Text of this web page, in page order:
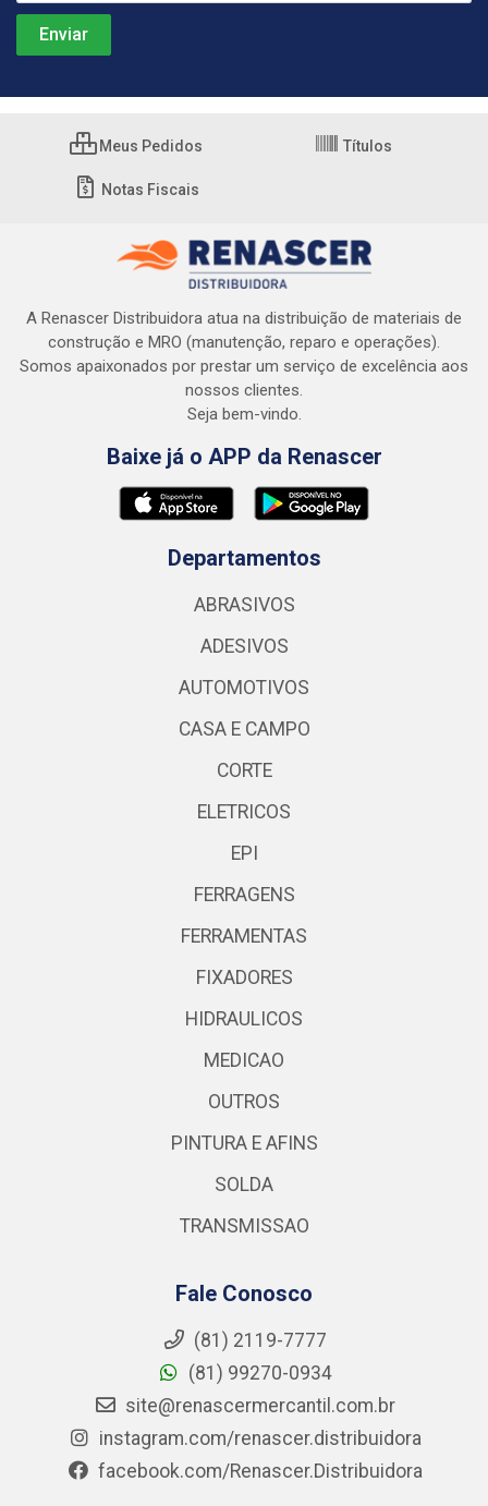
Meus Pedidos Títulos
Notas Fiscais
A Renascer Distribuidora atua na distribuição de materiais de
construção e MRO (manutenção, reparo e operações).
Somos apaixonados por prestar um serviço de excelência aos
nossos clientes.
Seja bem-vindo.
Baixe já o APP da Renascer
Departamentos
ABRASIVOS
ADESIVOS
AUTOMOTIVOS
CASA E CAMPO
CORTE
ELETRICOS
EPI
FERRAGENS
FERRAMENTAS
FIXADORES
HIDRAULICOS
MEDICAO
OUTROS
PINTURA E AFINS
SOLDA
TRANSMISSAO
Fale Conosco
(81) 2119-7777
(81) 99270-0934
site@renascermercantil.com.br
instagram.com/renascer.distribuidora
facebook.com/Renascer.Distribuidora